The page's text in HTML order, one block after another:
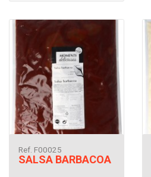
Ref. F00025
SALSA BARBACOA